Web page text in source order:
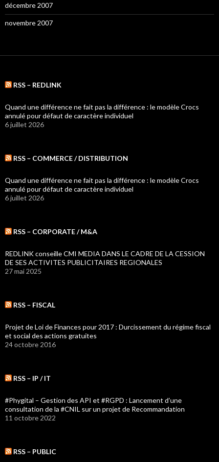
décembre 2007
novembre 2007
RSS – REDLINK
Quand une différence ne fait pas la différence : le modèle Crocs
annulé pour défaut de caractère individuel
6 juillet 2026
RSS – COMMERCE / DISTRIBUTION
Quand une différence ne fait pas la différence : le modèle Crocs
annulé pour défaut de caractère individuel
6 juillet 2026
RSS – CORPORATE / M&A
REDLINK conseille CMI MEDIA DANS LE CADRE DE LA CESSION
DE SES ACTIVITES PUBLICITAIRES REGIONALES
27 mai 2025
RSS – FISCAL
Projet de Loi de Finances pour 2017 : Durcissement du régime fiscal
et social des actions gratuites
24 octobre 2016
RSS – IP / IT
#Phygital – Gestion des API et #RGPD : Lancement d’une
consultation de la #CNIL sur un projet de Recommandation
11 octobre 2022
RSS – PUBLIC